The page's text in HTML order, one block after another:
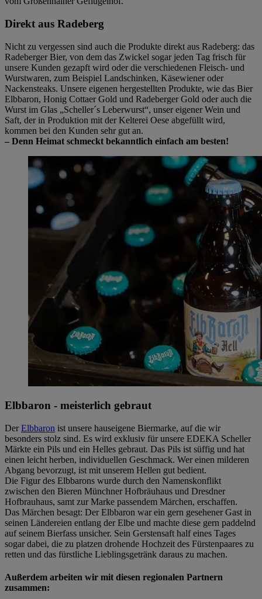
Direkt aus Radeberg
Nicht zu vergessen sind auch die Produkte direkt aus Radeberg: das
Radeberger Bier, von dem das Zwickel sogar jeden Tag frisch für
unsere Kunden gezapft wird oder die verschiedenen Fleisch- und
Wurstwaren, zum Beispiel Landschinken, Käsewiener oder
Nackensteaks. Unsere eigenen hergestellten Produkte, wie das Bier
Elbbaron, Honig Cottaer Gold und Radeberger Gold oder auch die
Wurst im Glas „Scheller´s Leberwurst“, unser eigener Wein und
Saft, der in Produktion mit der Kelterei Oese abgefüllt wird,
kommen bei den Kunden sehr gut an.
– Denn Heimat schmeckt bekanntlich einfach am besten!
Elbbaron - meisterlich gebraut
DerElbbaron ist unsere hauseigene Biermarke, auf die wir
besonders stolz sind. Es wird exklusiv für unsere EDEKA Scheller
Märkte ein Pils und ein Helles gebraut. Das Pils ist süffig und hat
einen leicht herben, individuellen Geschmack. Wer einen milderen
Abgang bevorzugt, ist mit unserem Hellen gut bedient.
Die Figur des Elbbarons wurde durch den Namenskonflikt
zwischen den Bieren Münchner Hofbräuhaus und Dresdner
Hofbrauhaus, samt zur Marke passendem Märchen, erschaffen.
Das Märchen besagt: Der Elbbaron war ein gern gesehener Gast in
seinen Ländereien entlang der Elbe und machte diese gern paddelnd
auf seinem Bierfass unsicher. Sein Gerstensaft half eines Tages
sogar dabei, die zu platzen drohende Hochzeit des Fürstenpaares zu
retten und das fürstliche Lieblingsgetränk daraus zu machen.
Außerdem arbeiten wir mit diesen regionalen Partnern
zusammen: